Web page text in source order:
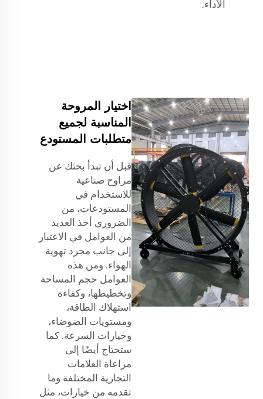
الأداء.
اختيار المروحة
المناسبة لجميع
متطلبات المستودع
قبل أن تبدأ بحثك عن
مراوح صناعية
للاستخدام في
المستودعات، من
الضروري أخذ العديد
من العوامل في الاعتبار
إلى جانب مجرد تهوية
الهواء. ومن هذه
العوامل حجم المساحة
وتخطيطها، وكفاءة
استهلاك الطاقة،
ومستويات الضوضاء،
وخيارات السرعة. كما
ستحتاج أيضًا إلى
مراعاة العلامات
التجارية المختلفة وما
تقدمه من خيارات، مثل